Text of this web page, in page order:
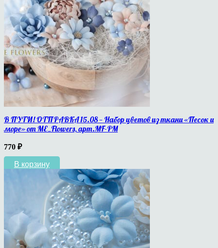
В ПУТИ! ОТПРАВКА 15.08 — Набор цветов из ткани «Песок и
море» от ME_Flowers, арт.MF-PM
770 ₽
В корзину